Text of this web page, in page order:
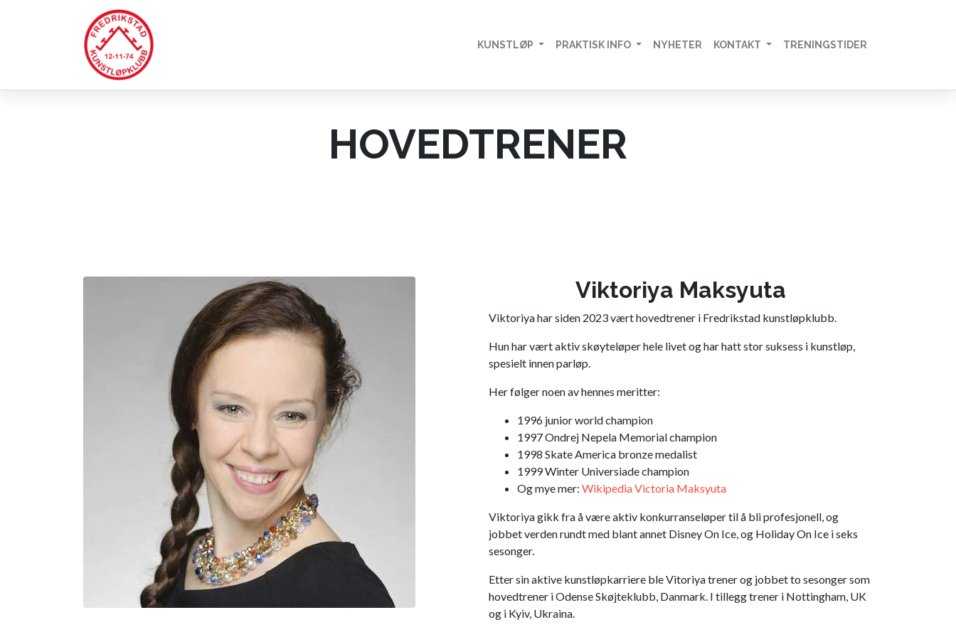
KUNSTLØP PRAKTISK INFO NYHETER KONTAKT TRENINGSTIDER
HOVEDTRENER
Viktoriya Maksyuta
Viktoriya har siden 2023 vært hovedtrener i Fredrikstad kunstløpklubb.
Hun har vært aktiv skøyteløper hele livet og har hatt stor suksess i kunstløp,
spesielt innen parløp.
Her følger noen av hennes meritter:
1996 junior world champion
1997 Ondrej Nepela Memorial champion
1998 Skate America bronze medalist
1999 Winter Universiade champion
Og mye mer: Wikipedia Victoria Maksyuta
Viktoriya gikk fra å være aktiv konkurranseløper til å bli profesjonell, og
jobbet verden rundt med blant annet Disney On Ice, og Holiday On Ice i seks
sesonger.
Etter sin aktive kunstløpkarriere ble Vitoriya trener og jobbet to sesonger som
hovedtrener i Odense Skøjteklubb, Danmark. I tillegg trener i Nottingham, UK
og i Kyiv, Ukraina.